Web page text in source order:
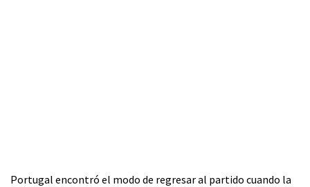
Portugal encontró el modo de regresar al partido cuando la